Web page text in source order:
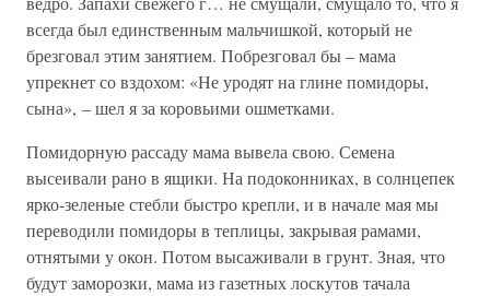
всегда был единственным мальчишкой, который не
брезговал этим занятием. Побрезговал бы – мама
упрекнет со вздохом: «Не уродят на глине помидоры,
сына», – шел я за коровьими ошметками.
Помидорную рассаду мама вывела свою. Семена
высеивали рано в ящики. На подоконниках, в солнцепек
ярко-зеленые стебли быстро крепли, и в начале мая мы
переводили помидоры в теплицы, закрывая рамами,
отнятыми у окон. Потом высаживали в грунт. Зная, что
будут заморозки, мама из газетных лоскутов тачала